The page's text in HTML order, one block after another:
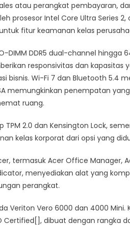
atau perangkat pembayaran,
prosesor Intel Core Ultra Series
fitur keamanan kelas
DDR5 dual-channel hingga
responsivitas dan
bisnis. Wi-Fi 7 dan Bluetooth 5.4
memungkinkan penempatan
ruang.
2.0 dan Kensington Lock,
kelas korporat dari opsi yang
termasuk Acer Office Manager,
menyediakan alat yang
perangkat.
Veriton Vero 6000 dan 4000
Certified[], dibuat dengan rangka